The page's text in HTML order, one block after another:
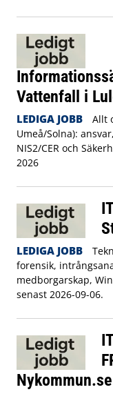
Vattenfall i
LEDIGA JOBB
Allt
Umeå/Solna):
NIS2/CER och
2026
LEDIGA JOBB
forensik,
medborgarskap,
senast 2026-09-06.
Nykommun.se